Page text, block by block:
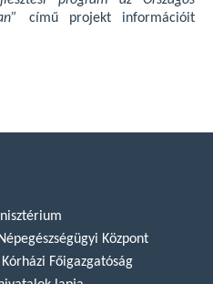
című projekt információit
Központ
Főigazgatóság